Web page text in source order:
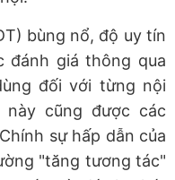
bùng nổ, độ uy tín
đánh giá thông qua
đối với từng nội
cũng được các
sự hấp dẫn của
"tăng tương tác"